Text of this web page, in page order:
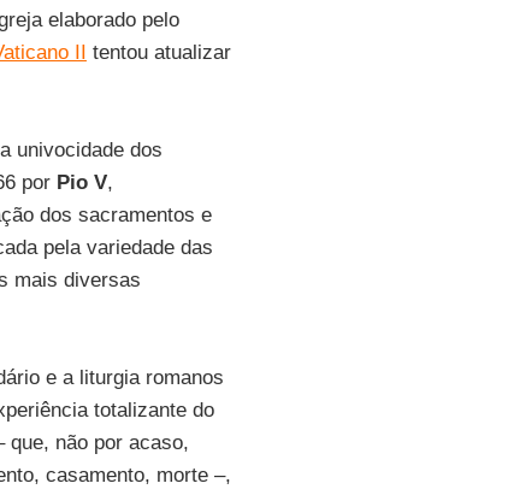
elaborado pelo
II tentou atualizar
univocidade dos
por Pio V,
dos sacramentos e
pela variedade das
mais diversas
e a liturgia romanos
totalizante do
que, não por acaso,
casamento, morte –,